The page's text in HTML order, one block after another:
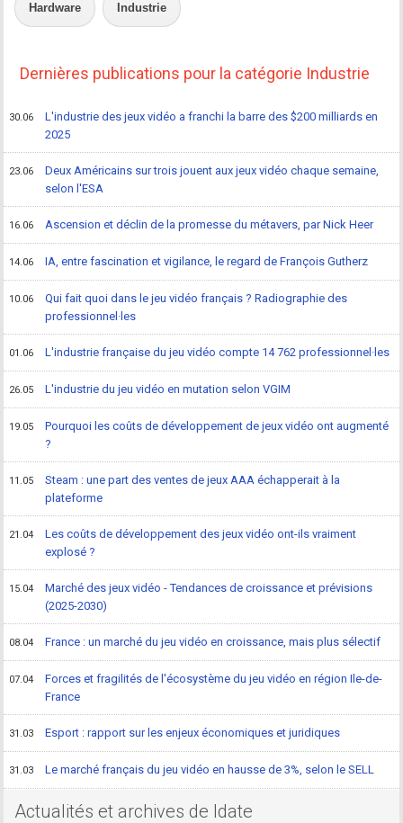
Hardware Industrie
Dernières publications pour la catégorie Industrie
30.06
L'industrie des jeux vidéo a franchi la barre des $200 milliards en
2025
23.06
Deux Américains sur trois jouent aux jeux vidéo chaque semaine,
selon l'ESA
16.06 Ascension et déclin de la promesse du métavers, par Nick Heer
14.06 IA, entre fascination et vigilance, le regard de François Gutherz
10.06
Qui fait quoi dans le jeu vidéo français ? Radiographie des
professionnel·les
01.06 L'industrie française du jeu vidéo compte 14 762 professionnel·les
26.05 L'industrie du jeu vidéo en mutation selon VGIM
19.05
Pourquoi les coûts de développement de jeux vidéo ont augmenté
?
11.05
Steam : une part des ventes de jeux AAA échapperait à la
plateforme
21.04
Les coûts de développement des jeux vidéo ont-ils vraiment
explosé ?
15.04
Marché des jeux vidéo - Tendances de croissance et prévisions
(2025-2030)
08.04 France : un marché du jeu vidéo en croissance, mais plus sélectif
07.04
Forces et fragilités de l'écosystème du jeu vidéo en région Ile-de-
France
31.03 Esport : rapport sur les enjeux économiques et juridiques
31.03 Le marché français du jeu vidéo en hausse de 3%, selon le SELL
Actualités et archives de Idate